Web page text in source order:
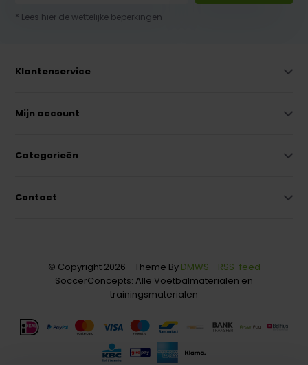
* Lees hier de wettelijke beperkingen
Klantenservice
Mijn account
Categorieën
Contact
© Copyright 2026 - Theme By DMWS - RSS-feed
SoccerConcepts: Alle Voetbalmaterialen en
trainingsmaterialen